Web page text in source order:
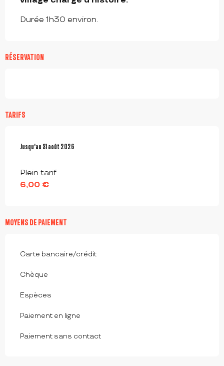
Durée 1h30 environ.
RÉSERVATION
TARIFS
Du1 juillet 2026 au31 août 2026
Jusqu'au 31 août 2026
Plein tarif
6,00 €
MOYENS DE PAIEMENT
Carte bancaire/crédit
Chèque
Espèces
Paiement en ligne
Paiement sans contact